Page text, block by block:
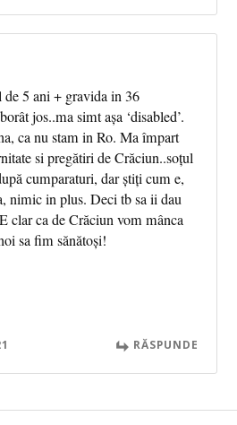
5 ani + gravida in 36
jos..ma simt așa ‘disabled’.
ca nu stam in Ro. Ma împart
si pregătiri de Crăciun..soțul
cumparaturi, dar știți cum e,
nimic in plus. Deci tb sa ii dau
clar ca de Crăciun vom mânca
sa fim sănătoși!
RĂSPUNDE